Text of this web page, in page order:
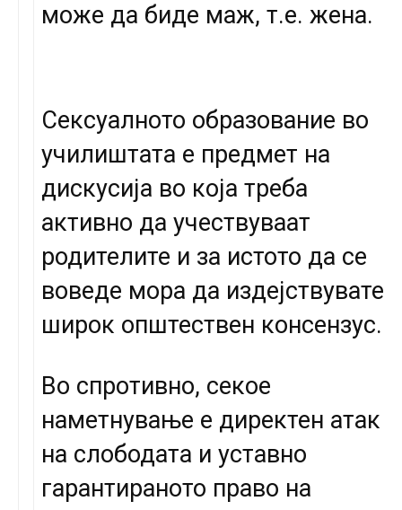
може да биде маж, т.е. жена.
Сексуалното образование во
училиштата е предмет на
дискусија во која треба
активно да учествуваат
родителите и за истото да се
воведе мора да издејствувате
широк општествен консензус.
Во спротивно, секое
наметнување е директен атак
на слободата и уставно
гарантираното право на